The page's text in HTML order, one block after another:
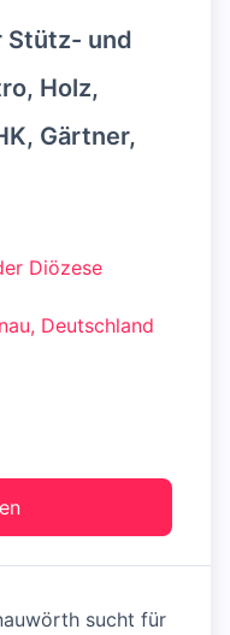
und
Holz,
Gärtner,
Diözese
Deutschland
sucht für